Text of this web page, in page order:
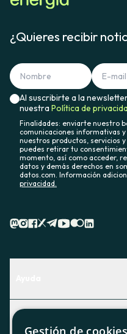
¿Quieres recibir
Al suscribirte a la
nuestraPolítica de
Finalidades: enviarte nuestro
comunicaciones informativas
nuestros productos, servicios
puedes retirar tu
momento, así como acceder,
datos y demás derechos en
datos.com. Información
privacidad.
Descubre qué servicio te
Gestión de cookies